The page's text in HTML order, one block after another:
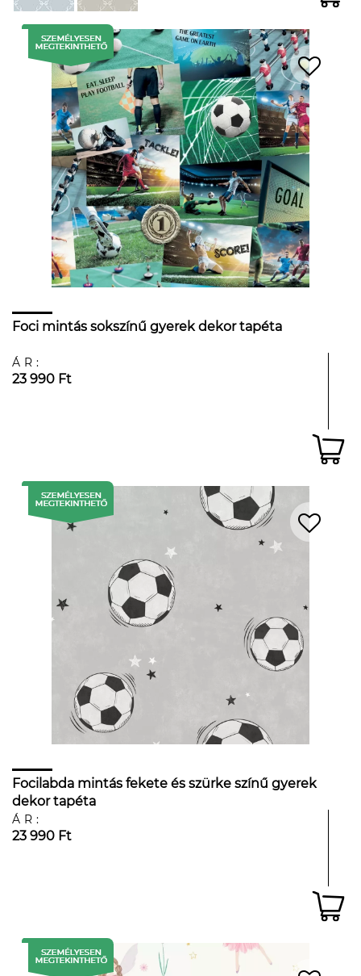
Foci mintás sokszínű gyerek dekor tapéta
ÁR:
23 990 Ft
Focilabda mintás fekete és szürke színű gyerek
dekor tapéta
ÁR:
23 990 Ft